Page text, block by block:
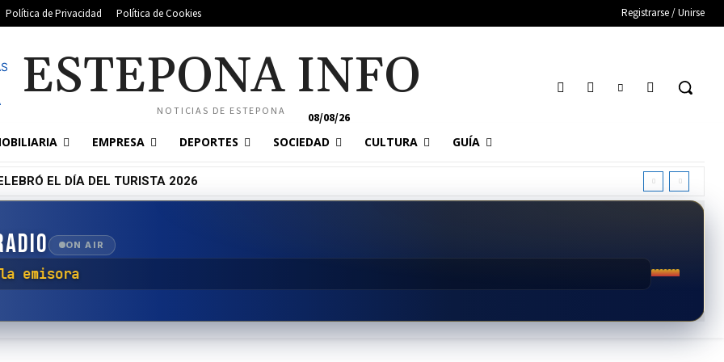
Política de Privacidad Política de Cookies Registrarse / Unirse
ESTEPONA INFO
NOTICIAS DE ESTEPONA 08/08/26
EMPRESA DEPORTES SOCIEDAD CULTURA GUÍA
EL DÍA DEL TURISTA 2026
ON AIR
con la emisora